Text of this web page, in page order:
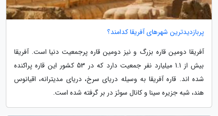
پربازدیدترین شهرهای آفریقا کدامند؟
آفریقا دومین قاره بزرگ و نیز دومین قاره پرجمعیت دنیا است. آفریقا
بیش از 1.1 میلیارد نفر جمعیت دارد که در 53 کشور این قاره پراکنده
شده اند. قاره آفریقا به وسیله دریای سرخ، دریای مدیترانه، اقیانوس
هند، شبه جزیره سینا و کانال سوئز در بر گرفته شده است.